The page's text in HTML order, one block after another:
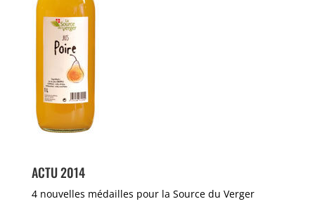
ACTU 2014
4 nouvelles médailles pour la Source du Verger